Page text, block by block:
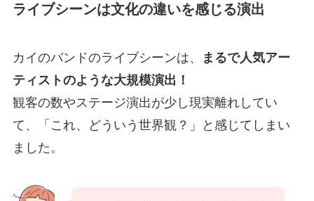
ライブシーンは文化の違いを感じる演出
カイのバンドのライブシーンは、
まるで人気アー
ティストのような大規模演出！
観客の数やステージ演出が少し現実離れしてい
て、「これ、どういう世界観？」と感じてしまい
ました。